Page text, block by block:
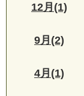
12月(1)
9月(2)
4月(1)